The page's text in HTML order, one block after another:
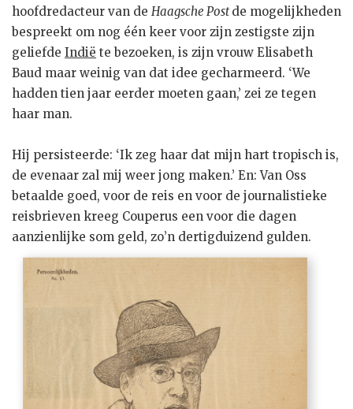
hoofdredacteur van de Haagsche Postde mogelijkheden
bespreekt om nog één keer voor zijn zestigste zijn
geliefde Indië te bezoeken, is zijn vrouw Elisabeth
Baud maar weinig van dat idee gecharmeerd. ‘We
hadden tien jaar eerder moeten gaan,’ zei ze tegen
haar man.
Hij persisteerde: ‘Ik zeg haar dat mijn hart tropisch is,
de evenaar zal mij weer jong maken.’ En: Van Oss
betaalde goed, voor de reis en voor de journalistieke
reisbrieven kreeg Couperus een voor die dagen
aanzienlijke som geld, zo’n dertigduizend gulden.